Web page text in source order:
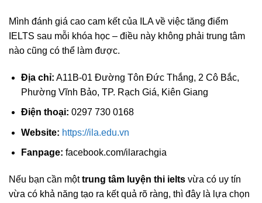
Mình đánh giá cao cam kết của ILA về việc tăng điểm
IELTS sau mỗi khóa học – điều này không phải trung tâm
nào cũng có thể làm được.
Địa chỉ: A11B-01 Đường Tôn Đức Thắng, 2 Cô Bắc,
Phường Vĩnh Bảo, TP. Rạch Giá, Kiên Giang
Điện thoại: 0297 730 0168
Website: https://ila.edu.vn
Fanpage: facebook.com/ilarachgia
Nếu bạn cần mộttrung tâm luyện thi ielts vừa có uy tín
vừa có khả năng tạo ra kết quả rõ ràng, thì đây là lựa chọn